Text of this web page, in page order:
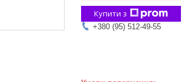
Купити з
+380 (95) 512-49-55